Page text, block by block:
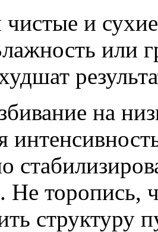
чистые и
или
на
торопись,
структуру